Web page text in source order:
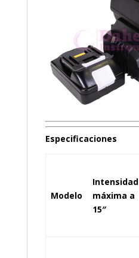
Especificaciones
Modelo
Intensidad
máxima a
15″